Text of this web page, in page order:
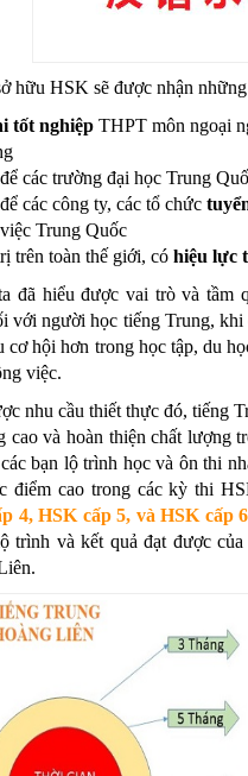
hữu HSK sẽ được nhận những
tốt nghiệpTHPT môn ngoại
các trường đại học Trung
các công ty, các tổ chức
Trung Quốc
trên toàn thế giới, có hiệu lực
đã hiểu được vai trò và tầm
với người học tiếng Trung, khi
cơ hội hơn trong học tập, du
việc.
nhu cầu thiết thực đó, tiếng
cao và hoàn thiện chất lượng
bạn lộ trình học và ôn thi
điểm cao trong các kỳ thi
4, HSK cấp 5, và HSK cấp 6
trình và kết quả đạt được